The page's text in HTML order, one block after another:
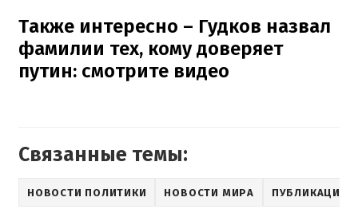
Также интересно – Гудков назвал
фамилии тех, кому доверяет
путин: смотрите видео
Связанные темы:
НОВОСТИ ПОЛИТИКИ НОВОСТИ МИРА ПУБЛИКАЦИИ